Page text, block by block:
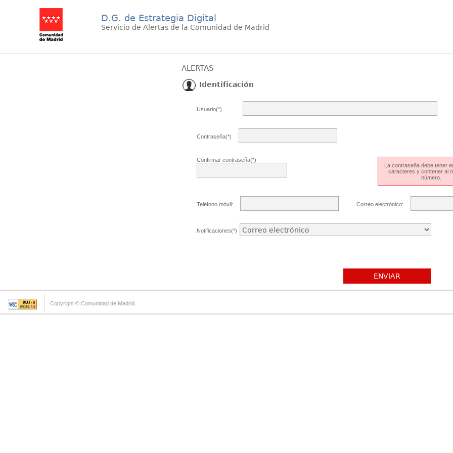
D.G. de Estrategia Digital
Servicio de Alertas de la Comunidad de Madrid
ALERTAS
Identificación
Usuario(*)
Contraseña(*)
Confirmar contraseña(*)
La contraseña debe tener
caracteres y contener al
número.
Teléfono móvil: Correo electrónico:
Notificaciones(*)
ENVIAR
Copyright © Comunidad de Madrid.